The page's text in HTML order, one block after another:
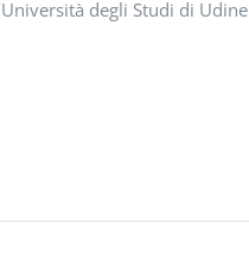
degli Studi di